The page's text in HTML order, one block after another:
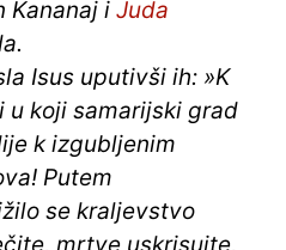
Kananaj i Juda
Isus uputivši ih: »K
u koji samarijski grad
k izgubljenim
Putem
se kraljevstvo
mrtve uskrisujte,